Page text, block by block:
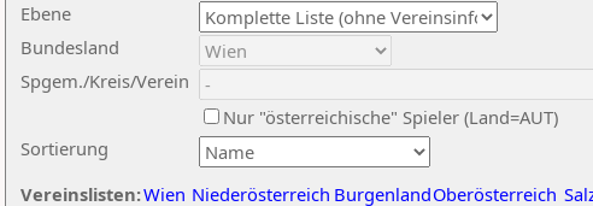
Ebene
Sortierung
Bundesland
Spgem./Kreis/Verein
Nur "österreichische" Spieler (Land=AUT)
Vereinslisten:Wien Niederösterreich BurgenlandOberösterreich